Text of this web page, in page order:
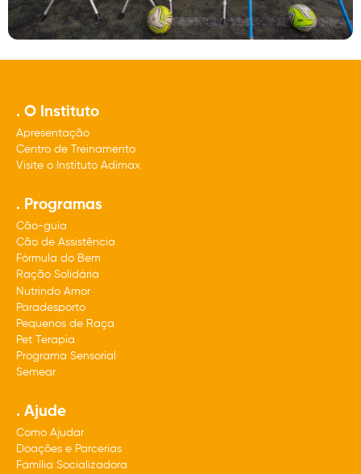
. O Instituto
Apresentação
Centro de Treinamento
Visite o Instituto Adimax
. Programas
Cão-guia
Cão de Assistência
Fórmula do Bem
Ração Solidária
Nutrindo Amor
Paradesporto
Pequenos de Raça
Pet Terapia
Programa Sensorial
Semear
. Ajude
Como Ajudar
Doações e Parcerias
Família Socializadora